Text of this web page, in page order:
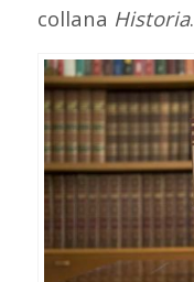
collana Historia.